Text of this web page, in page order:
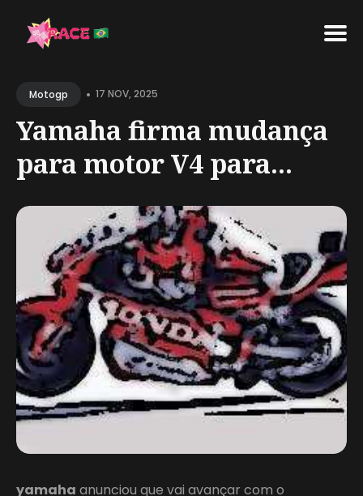
forMotogp • 17 NOV, 2025
Yamaha firma mudança
para motor V4 para...
yamaha anunciou que vai avançar com o